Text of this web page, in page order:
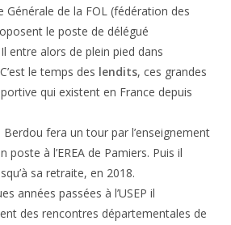
Générale de la FOL (fédération des
le poste de délégué
entre alors de plein pied dans
le temps des lendits, ces grandes
qui existent en France depuis
fera un tour par l’enseignement
poste à l’EREA de Pamiers. Puis il
sa retraite, en 2018.
années passées à l’USEP il
des rencontres départementales de